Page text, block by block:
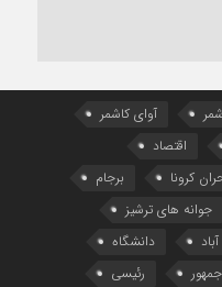
آوای کاشمر
اقتصاد
کرونا
برجام
جوانه های ترشیز
دانشگاه
رئیسی